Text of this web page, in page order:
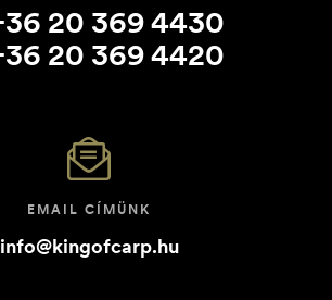
20 369 4430
20 369 4420
EMAIL CÍMÜNK
info@kingofcarp.hu